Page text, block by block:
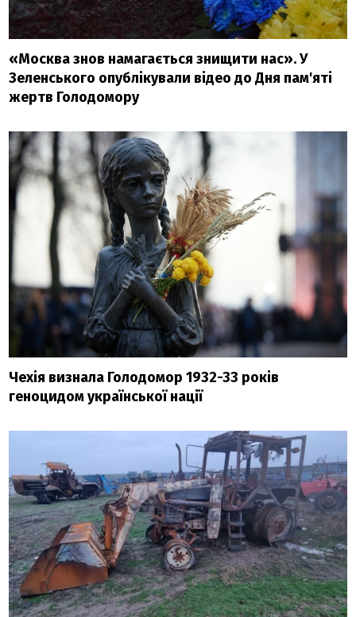
«Москва знов намагається знищити нас». У
Зеленського опублікували відео до Дня пам'яті
жертв Голодомору
Чехія визнала Голодомор 1932-33 років
геноцидом української нації